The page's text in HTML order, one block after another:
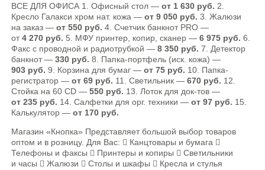
ВСЕ ДЛЯ ОФИСА 1. Офисный стол — от 1 630 руб. 2.
Кресло Галакси хром нат. кожа — от 9 050 руб. 3. Жалюзи
на заказ — от 550 руб. 4. Счетчик банкнот PRO —
от4 270 руб. 5. МФУ принтер, копир, сканер — 6 975 руб. 6.
Факс с проводной и радиотрубкой — 8 350 руб. 7. Детектор
банкнот — 330 руб. 8. Папка-портфель (иск. кожа) —
903 руб. 9. Корзина для бумаг — от 75 руб. 10. Папка-
регистратор — от 69 руб. 11. Светильник — 670 руб. 12.
Стойка на 60 CD — 550 руб. 13. Лоток для док­-тов —
от 235 руб. 14. Салфетки для орг. техники — от 97 руб. 15.
Калькулятор — от 170 руб.
Магазин «Кнопка» Представляет большой выбор товаров
оптом и в розницу. Для Вас:  Канцтовары и бумага 
Телефоны и факсы  Принтеры и копиры  Светильники
и часы  Жалюзи  Столы и шкафы  Кресла и стулья